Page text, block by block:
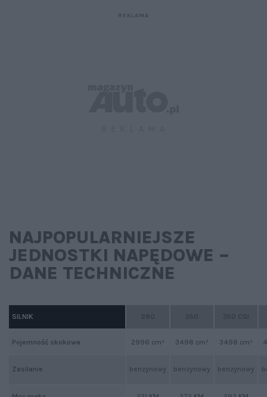
NAJPOPULARNIEJSZE
JEDNOSTKI NAPĘDOWE –
DANE TECHNICZNE
2996 cm³ 3498 cm³ 3498 cm³
benzynowy benzynowy benzynowy
SILNIK
Pojemność skokowa
Zasilanie